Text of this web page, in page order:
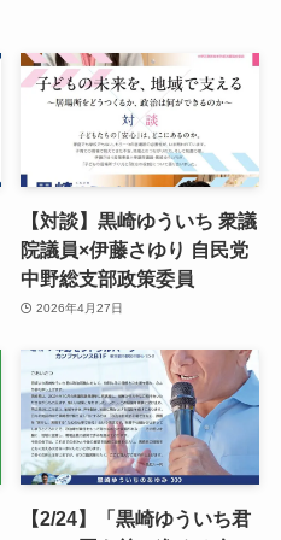
【対談】黒崎ゆういち 衆議
院議員×伊藤さゆり 自民党
中野総支部政策委員
2026年4月27日
【2/24】「黒崎ゆういち君